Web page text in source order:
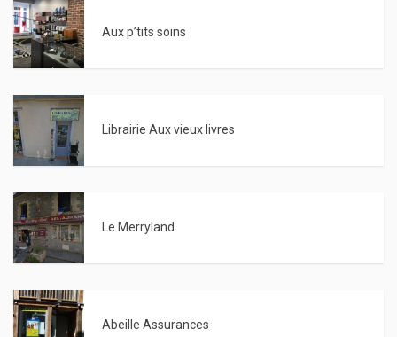
Aux p’tits soins
Librairie Aux vieux livres
Le Merryland
Abeille Assurances